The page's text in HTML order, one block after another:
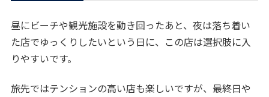
昼にビーチや観光施設を動き回ったあと、夜は落ち着い
た店でゆっくりしたいという日に、この店は選択肢に入
りやすいです。
旅先ではテンションの高い店も楽しいですが、最終日や